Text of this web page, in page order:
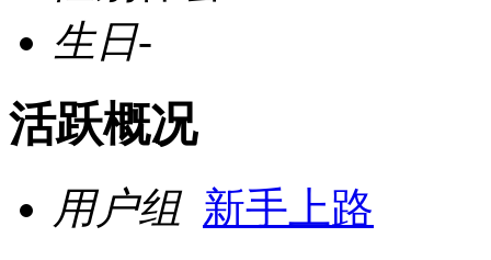
生日-
活跃概况
用户组 新手上路